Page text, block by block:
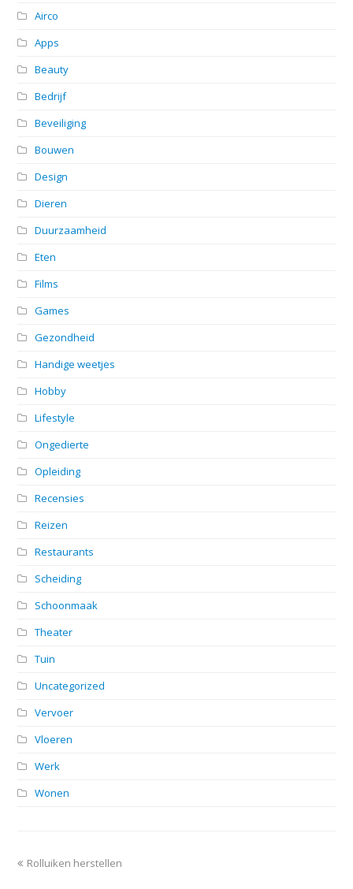
Airco
Apps
Beauty
Bedrijf
Beveiliging
Bouwen
Design
Dieren
Duurzaamheid
Eten
Films
Games
Gezondheid
Handige weetjes
Hobby
Lifestyle
Ongedierte
Opleiding
Recensies
Reizen
Restaurants
Scheiding
Schoonmaak
Theater
Tuin
Uncategorized
Vervoer
Vloeren
Werk
Wonen
previous
Rolluiken herstellen